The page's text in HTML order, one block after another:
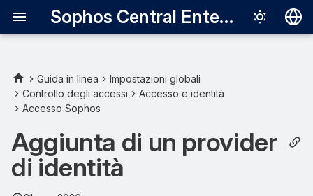
Sophos Central Enterprise
Italiano
Requisiti
Aggiunta di Microsoft Entra
ID come provider di identità
Aggiunta di OpenID
Guida in linea
Impostazioni globali
Controllo degli accessi
Accesso e identità
Accesso Sophos
Aggiunta di un provider
di identità